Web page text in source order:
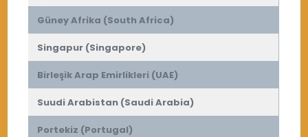
Güney Afrika (South Africa)
Singapur (Singapore)
Birleşik Arap Emirlikleri (UAE)
Suudi Arabistan (Saudi Arabia)
Portekiz (Portugal)